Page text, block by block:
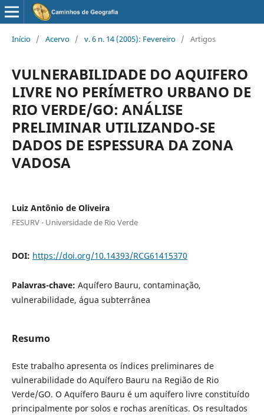
Início / Acervo / v. 6 n. 14 (2005): Fevereiro / Artigos
VULNERABILIDADE DO AQUIFERO
LIVRE NO PERÍMETRO URBANO DE
RIO VERDE/GO: ANÁLISE
PRELIMINAR UTILIZANDO-SE
DADOS DE ESPESSURA DA ZONA
VADOSA
Luiz Antônio de Oliveira
FESURV - Universidade de Rio Verde
DOI: https://doi.org/10.14393/RCG61415370
Palavras-chave: Aquífero Bauru, contaminação,
vulnerabilidade, água subterrânea
Resumo
Este trabalho apresenta os índices preliminares de
vulnerabilidade do Aquífero Bauru na Região de Rio
Verde/GO. O Aquífero Bauru é um aquífero livre constituído
principalmente por solos e rochas areníticas. Os resultados